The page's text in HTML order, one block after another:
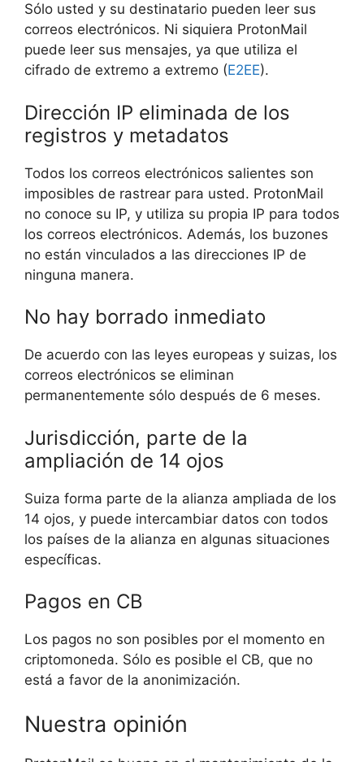
Sólo usted y su destinatario pueden leer sus
correos electrónicos. Ni siquiera ProtonMail
puede leer sus mensajes, ya que utiliza el
cifrado de extremo a extremo (E2EE).
Dirección IP eliminada de los
registros y metadatos
Todos los correos electrónicos salientes son
imposibles de rastrear para usted. ProtonMail
no conoce su IP, y utiliza su propia IP para todos
los correos electrónicos. Además, los buzones
no están vinculados a las direcciones IP de
ninguna manera.
No hay borrado inmediato
De acuerdo con las leyes europeas y suizas, los
correos electrónicos se eliminan
permanentemente sólo después de 6 meses.
Jurisdicción, parte de la
ampliación de 14 ojos
Suiza forma parte de la alianza ampliada de los
14 ojos, y puede intercambiar datos con todos
los países de la alianza en algunas situaciones
específicas.
Pagos en CB
Los pagos no son posibles por el momento en
criptomoneda. Sólo es posible el CB, que no
está a favor de la anonimización.
Nuestra opinión